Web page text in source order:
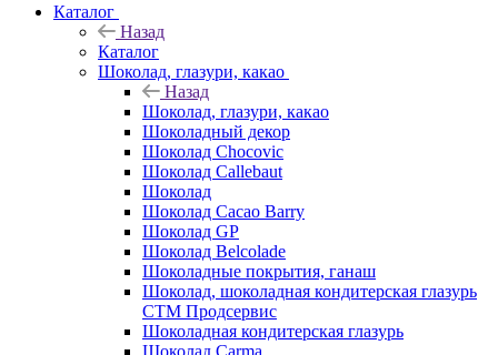
Каталог
Назад
Каталог
Шоколад, глазури, какао
Назад
Шоколад, глазури, какао
Шоколадный декор
Шоколад Chocovic
Шоколад Callebaut
Шоколад
Шоколад Cacao Barry
Шоколад GP
Шоколад Belcolade
Шоколадные покрытия, ганаш
Шоколад, шоколадная кондитерская глазурь
СТМ Продсервис
Шоколадная кондитерская глазурь
Шоколад Carma